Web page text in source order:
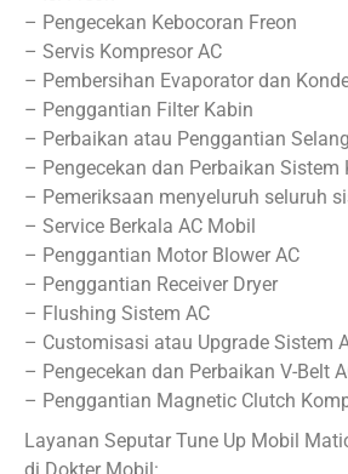
– Pengecekan Kebocoran Freon
– Servis Kompresor AC
– Pembersihan Evaporator dan
– Penggantian Filter Kabin
– Perbaikan atau Penggantian
– Pengecekan dan Perbaikan Sistem
– Pemeriksaan menyeluruh seluruh
– Service Berkala AC Mobil
– Penggantian Motor Blower AC
– Penggantian Receiver Dryer
– Flushing Sistem AC
– Customisasi atau Upgrade Sistem
– Pengecekan dan Perbaikan V-Belt
– Penggantian Magnetic Clutch
Layanan Seputar Tune Up Mobil
di Dokter Mobil: